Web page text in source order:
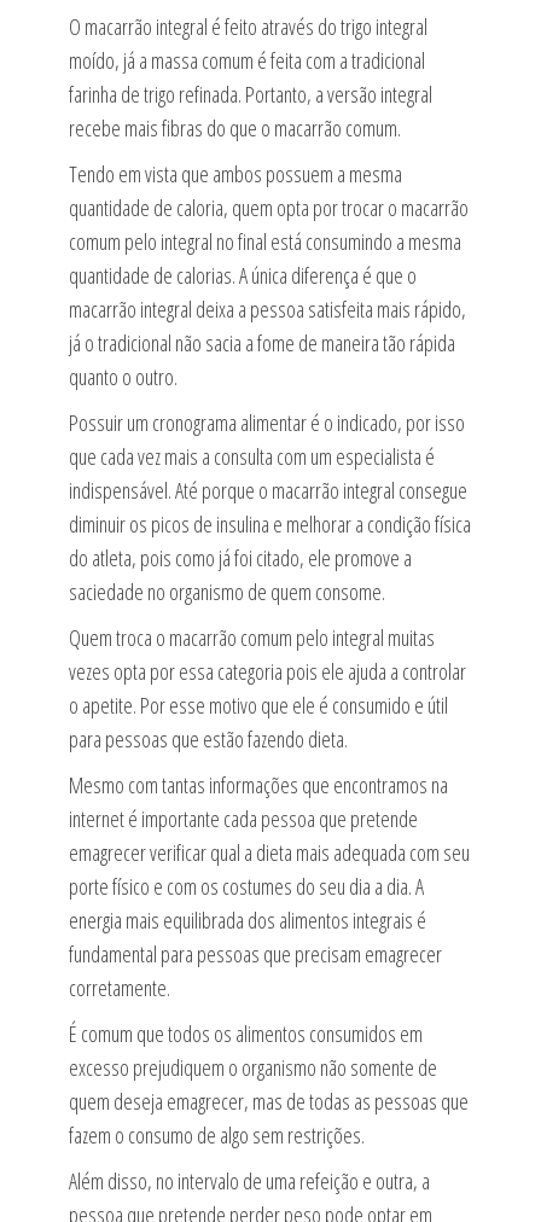
O macarrão integral é feito através do trigo integral
moído, já a massa comum é feita com a tradicional
farinha de trigo refinada. Portanto, a versão integral
recebe mais fibras do que o macarrão comum.
Tendo em vista que ambos possuem a mesma
quantidade de caloria, quem opta por trocar o macarrão
comum pelo integral no final está consumindo a mesma
quantidade de calorias. A única diferença é que o
macarrão integral deixa a pessoa satisfeita mais rápido,
já o tradicional não sacia a fome de maneira tão rápida
quanto o outro.
Possuir um cronograma alimentar é o indicado, por isso
que cada vez mais a consulta com um especialista é
indispensável. Até porque o macarrão integral consegue
diminuir os picos de insulina e melhorar a condição física
do atleta, pois como já foi citado, ele promove a
saciedade no organismo de quem consome.
Quem troca o macarrão comum pelo integral muitas
vezes opta por essa categoria pois ele ajuda a controlar
o apetite. Por esse motivo que ele é consumido e útil
para pessoas que estão fazendo dieta.
Mesmo com tantas informações que encontramos na
internet é importante cada pessoa que pretende
emagrecer verificar qual a dieta mais adequada com seu
porte físico e com os costumes do seu dia a dia. A
energia mais equilibrada dos alimentos integrais é
fundamental para pessoas que precisam emagrecer
corretamente.
É comum que todos os alimentos consumidos em
excesso prejudiquem o organismo não somente de
quem deseja emagrecer, mas de todas as pessoas que
fazem o consumo de algo sem restrições.
Além disso, no intervalo de uma refeição e outra, a
pessoa que pretende perder peso pode optar em